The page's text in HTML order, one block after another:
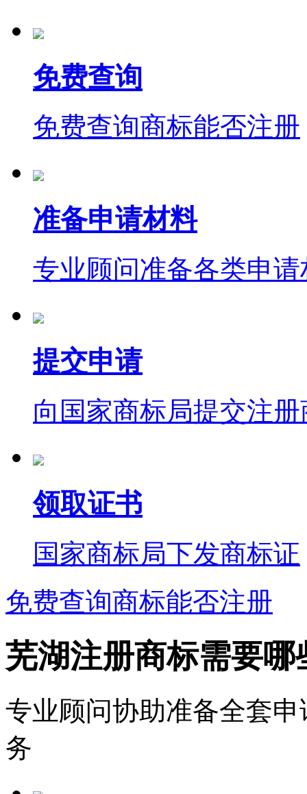
免费查询
免费查询商标能否注册
准备申请材料
专业顾问准备各类申请
提交申请
向国家商标局提交注
领取证书
国家商标局下发商标证
免费查询商标能否注册
芜湖注册商标需要哪
专业顾问协助准备全套
务